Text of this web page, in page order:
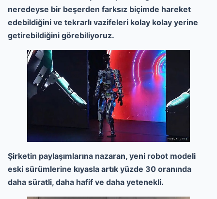
neredeyse bir beşerden farksız biçimde hareket
edebildiğini ve tekrarlı vazifeleri kolay kolay yerine
getirebildiğini görebiliyoruz.
Şirketin paylaşımlarına nazaran, yeni robot modeli
eski sürümlerine kıyasla artık yüzde 30 oranında
daha süratli, daha hafif ve daha yetenekli.